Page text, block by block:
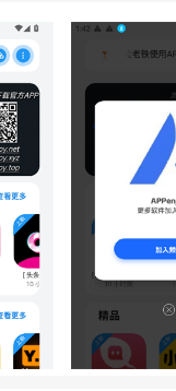
件功能
：
设置了细致的分类与
趣快速筛选，大幅缩
不仅收录了当下流行
专业工具和新发布的
求。